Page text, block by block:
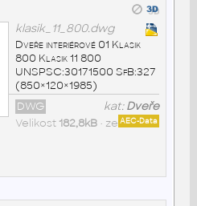
klasik_11_800.dwg
Dveře interiérové 01 Klasik
800 Klasik 11 800
UNSPSC:30171500 SfB:327
(850×120×1985)
kat:Dveře
DWG
AEC-Data
Velikost 182,8kB• ze